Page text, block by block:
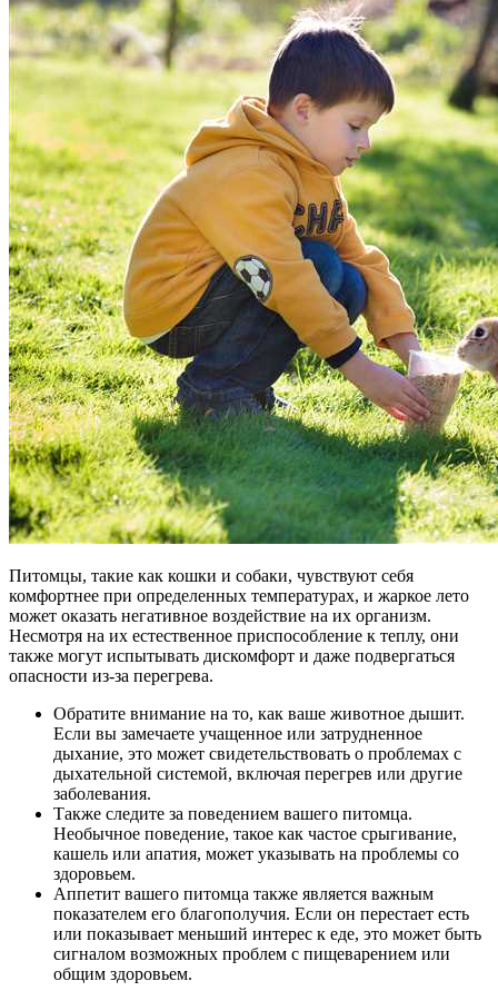
Питомцы, такие как кошки и собаки, чувствуют себя
комфортнее при определенных температурах, и жаркое лето
может оказать негативное воздействие на их организм.
Несмотря на их естественное приспособление к теплу, они
также могут испытывать дискомфорт и даже подвергаться
опасности из-за перегрева.
Обратите внимание на то, как ваше животное дышит.
Если вы замечаете учащенное или затрудненное
дыхание, это может свидетельствовать о проблемах с
дыхательной системой, включая перегрев или другие
заболевания.
Также следите за поведением вашего питомца.
Необычное поведение, такое как частое срыгивание,
кашель или апатия, может указывать на проблемы со
здоровьем.
Аппетит вашего питомца также является важным
показателем его благополучия. Если он перестает есть
или показывает меньший интерес к еде, это может быть
сигналом возможных проблем с пищеварением или
общим здоровьем.